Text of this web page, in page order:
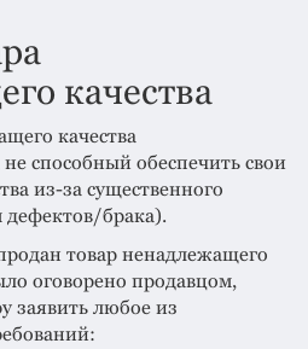
качества
качества
не способный обеспечить свои
из-за существенного
дефектов/брака).
товар ненадлежащего
оговорено продавцом,
заявить любое из